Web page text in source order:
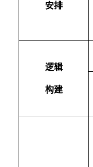
安排
逻辑
构建